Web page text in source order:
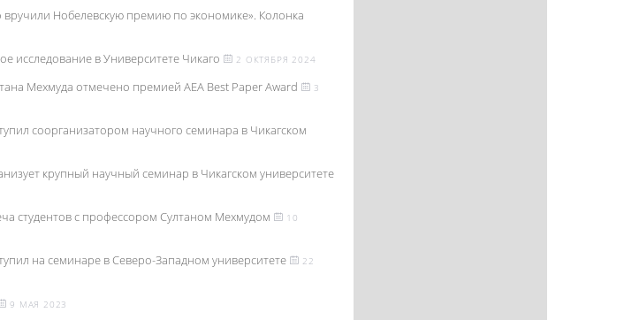
вручили Нобелевскую премию по экономике». Колонка
исследование в Университете Чикаго 2 ОКТЯБРЯ 2024
Мехмуда отмечено премией AEA Best Paper Award
3
соорганизатором научного семинара в Чикагском
крупный научный семинар в Чикагском университете
студентов с профессором Султаном Мехмудом
10
на семинаре в Северо-Западном университете
22
9 МАЯ 2023